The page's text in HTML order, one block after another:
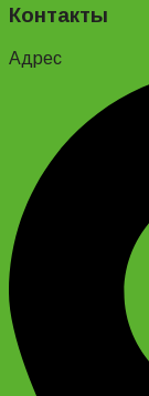
Контакты
Адрес